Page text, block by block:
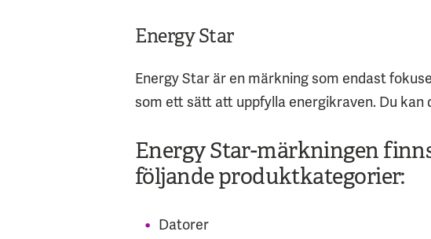
Energy Star
Energy Star är en märkning som endast
som ett sätt att uppfylla energikraven. Du
Energy Star-märkningen
följande produktkategorier:
Datorer